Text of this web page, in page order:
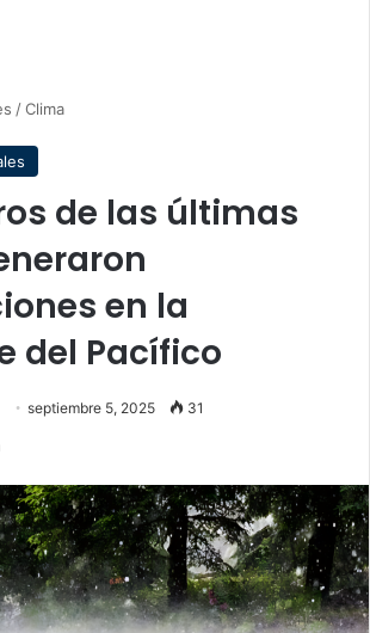
/Clima
de las últimas
en la
del Pacífico
septiembre 5, 2025 31